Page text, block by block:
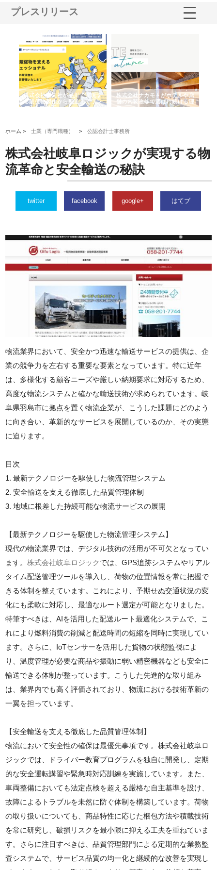
プレスリリース
株式会社耕文社が品川で実現す
る販促物製作から配送までワン
ストップ対応
株式会社ナカモトがホテルや店
舗の内装改修で選ばれ続ける理
由
ホーム >士業（専門職種） >公認会計士事務所
株式会社岐阜ロジックが実現する物
流革命と安全輸送の秘訣
twitter facebook google+ はてブ
物流業界において、安全かつ迅速な輸送サービスの提供は、企
業の競争力を左右する重要な要素となっています。特に近年
は、多様化する顧客ニーズや厳しい納期要求に対応するため、
高度な物流システムと確かな輸送技術が求められています。岐
阜県羽島市に拠点を置く物流企業が、こうした課題にどのよう
に向き合い、革新的なサービスを展開しているのか、その実態
に迫ります。
目次
1. 最新テクノロジーを駆使した物流管理システム
2. 安全輸送を支える徹底した品質管理体制
3. 地域に根差した持続可能な物流サービスの展開
【最新テクノロジーを駆使した物流管理システム】
現代の物流業界では、デジタル技術の活用が不可欠となってい
ます。株式会社岐阜ロジック では、GPS追跡システムやリアル
タイム配送管理ツールを導入し、荷物の位置情報を常に把握で
きる体制を整えています。これにより、予期せぬ交通状況の変
化にも柔軟に対応し、最適なルート選定が可能となりました。
特筆すべきは、AIを活用した配送ルート最適化システムで、こ
れにより燃料消費の削減と配送時間の短縮を同時に実現してい
ます。さらに、IoTセンサーを活用した貨物の状態監視によ
り、温度管理が必要な商品や振動に弱い精密機器なども安全に
輸送できる体制が整っています。こうした先進的な取り組み
は、業界内でも高く評価されており、物流における技術革新の
一翼を担っています。
【安全輸送を支える徹底した品質管理体制】
物流において安全性の確保は最優先事項です。株式会社岐阜ロ
ジックでは、ドライバー教育プログラムを独自に開発し、定期
的な安全運転講習や緊急時対応訓練を実施しています。また、
車両整備においても法定点検を超える厳格な自主基準を設け、
故障によるトラブルを未然に防ぐ体制を構築しています。荷物
の取り扱いについても、商品特性に応じた梱包方法や積載技術
を常に研究し、破損リスクを最小限に抑える工夫を重ねていま
す。さらに注目すべきは、品質管理部門による定期的な業務監
査システムで、サービス品質の均一化と継続的な改善を実現し